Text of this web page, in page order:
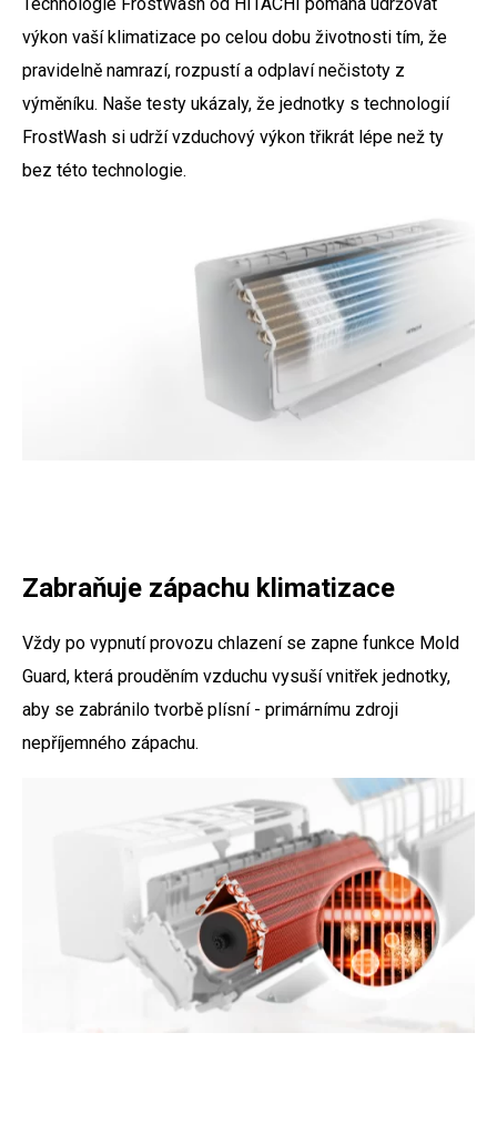
výkon vaší klimatizace po celou dobu životnosti tím, že
pravidelně namrazí, rozpustí a odplaví nečistoty z
výměníku. Naše testy ukázaly, že jednotky s technologií
FrostWash si udrží vzduchový výkon třikrát lépe než ty
bez této technologie.
Zabraňuje zápachu klimatizace
Vždy po vypnutí provozu chlazení se zapne funkce Mold
Guard, která prouděním vzduchu vysuší vnitřek jednotky,
aby se zabránilo tvorbě plísní - primárnímu zdroji
nepříjemného zápachu.